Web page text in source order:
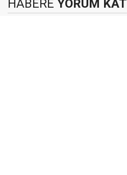
HABERE YORUM KAT